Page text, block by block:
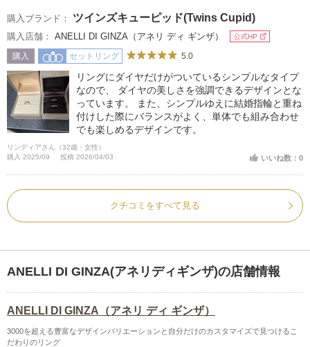
購入ブランド： ツインズキューピッド(Twins Cupid)
購入店舗： ANELLI DI GINZA（アネリ ディ ギンザ） 公式HP
購入 セットリング 5.0
リングにダイヤだけがついているシンプルなタイプ
なので、 ダイヤの美しさを強調できるデザインとな
っています。 また、シンプルゆえに結婚指輪と重ね
付けした際にバランスがよく、単体でも組み合わせ
でも楽しめるデザインです。
リンディアさん（32歳・女性）
購入 2025/09
投稿 2026/04/03 いいね数：0
クチコミをすべて見る
ANELLI DI GINZA(アネリディギンザ)の店舗情報
ANELLI DI GINZA（アネリ ディ ギンザ）
3000を超える豊富なデザインバリエーションと自分だけのカスタマイズで見つけるこ
だわりのリング